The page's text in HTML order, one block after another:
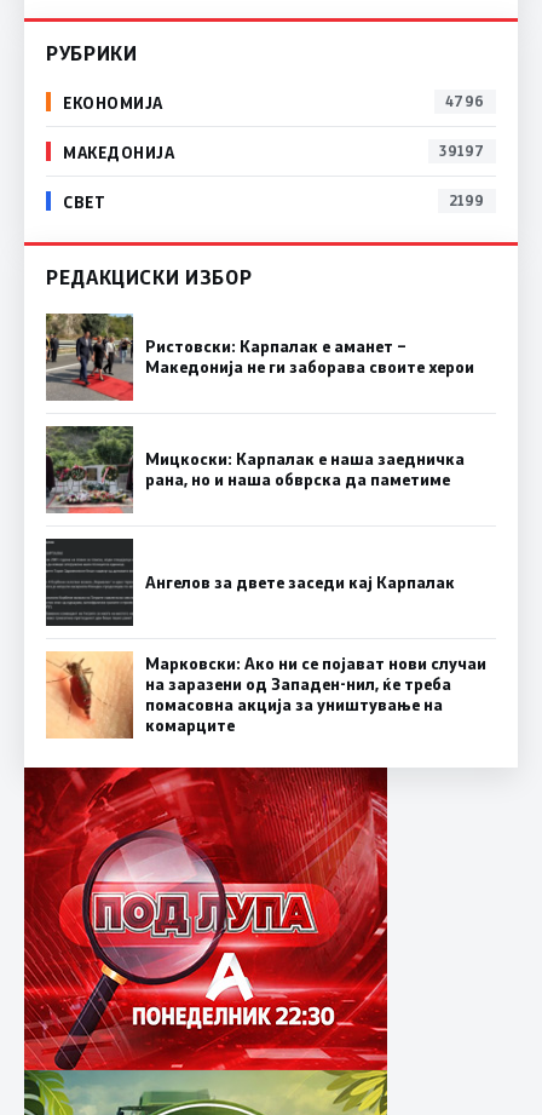
РУБРИКИ
ЕКОНОМИЈА 4796
МАКЕДОНИЈА 39197
СВЕТ 2199
РЕДАКЦИСКИ ИЗБОР
Ристовски: Карпалак е аманет –
Македонија не ги заборава своите херои
Мицкоски: Карпалак е наша заедничка
рана, но и наша обврска да паметиме
Ангелов за двете заседи кај Карпалак
Марковски: Ако ни се појават нови случаи
на заразени од Западен-нил, ќе треба
помасовна акција за уништување на
комарците